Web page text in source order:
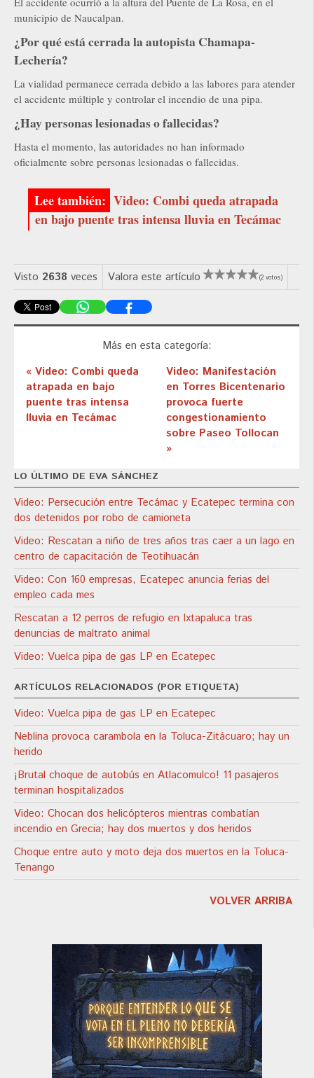
municipio de Naucalpan.
¿Por qué está cerrada la autopista Chamapa-
Lechería?
La vialidad permanece cerrada debido a las labores para atender
el accidente múltiple y controlar el incendio de una pipa.
¿Hay personas lesionadas o fallecidas?
Hasta el momento, las autoridades no han informado
oficialmente sobre personas lesionadas o fallecidas.
Video: Combi queda atrapada
en bajo puente tras intensa lluvia en Tecámac
Visto 2638 veces Valora este artículo (2 votos)
Más en esta categoría:
« Video: Combi queda
atrapada en bajo
puente tras intensa
lluvia en Tecámac
Video: Manifestación
en Torres Bicentenario
provoca fuerte
congestionamiento
sobre Paseo Tollocan
»
LO ÚLTIMO DE EVA SÁNCHEZ
Video: Persecución entre Tecámac y Ecatepec termina con
dos detenidos por robo de camioneta
Video: Rescatan a niño de tres años tras caer a un lago en
centro de capacitación de Teotihuacán
Video: Con 160 empresas, Ecatepec anuncia ferias del
empleo cada mes
Rescatan a 12 perros de refugio en Ixtapaluca tras
denuncias de maltrato animal
Video: Vuelca pipa de gas LP en Ecatepec
ARTÍCULOS RELACIONADOS (POR ETIQUETA)
Video: Vuelca pipa de gas LP en Ecatepec
Neblina provoca carambola en la Toluca-Zitácuaro; hay un
herido
¡Brutal choque de autobús en Atlacomulco! 11 pasajeros
terminan hospitalizados
Video: Chocan dos helicópteros mientras combatían
incendio en Grecia; hay dos muertos y dos heridos
Choque entre auto y moto deja dos muertos en la Toluca-
Tenango
VOLVER ARRIBA